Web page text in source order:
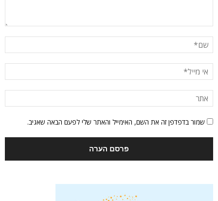
שמור בדפדפן זה את השם, האימייל והאתר שלי לפעם הבאה שאגיב.